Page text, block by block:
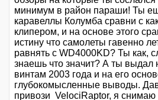
минимум в район параши! Ты
каравеллы Колумба сравни с
клипером, и на основе этого
истину что самолеты гавенно
равнять с WD4000KD? Ты как,
знаешь что значит? А ты выдал
винтам 2003 года и на его
глубокомысленные выводы.
привози VelociRaptor, я снимаю